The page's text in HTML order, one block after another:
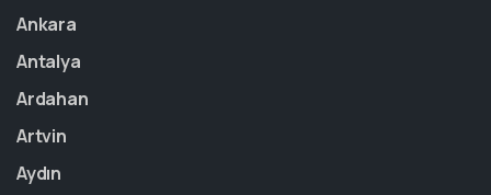
Ankara
Antalya
Ardahan
Artvin
Aydın